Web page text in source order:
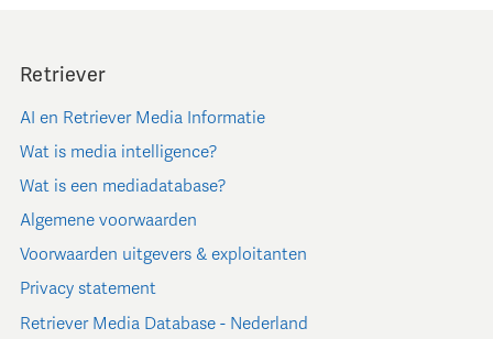
Retriever
AI en Retriever Media Informatie
Wat is media intelligence?
Wat is een mediadatabase?
Algemene voorwaarden
Voorwaarden uitgevers & exploitanten
Privacy statement
Retriever Media Database - Nederland